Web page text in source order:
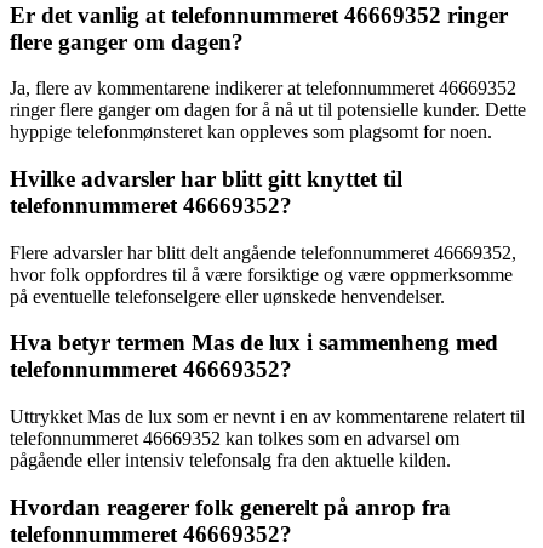
Er det vanlig at telefonnummeret 46669352 ringer
flere ganger om dagen?
Ja, flere av kommentarene indikerer at telefonnummeret 46669352
ringer flere ganger om dagen for å nå ut til potensielle kunder. Dette
hyppige telefonmønsteret kan oppleves som plagsomt for noen.
Hvilke advarsler har blitt gitt knyttet til
telefonnummeret 46669352?
Flere advarsler har blitt delt angående telefonnummeret 46669352,
hvor folk oppfordres til å være forsiktige og være oppmerksomme
på eventuelle telefonselgere eller uønskede henvendelser.
Hva betyr termen Mas de lux i sammenheng med
telefonnummeret 46669352?
Uttrykket Mas de lux som er nevnt i en av kommentarene relatert til
telefonnummeret 46669352 kan tolkes som en advarsel om
pågående eller intensiv telefonsalg fra den aktuelle kilden.
Hvordan reagerer folk generelt på anrop fra
telefonnummeret 46669352?